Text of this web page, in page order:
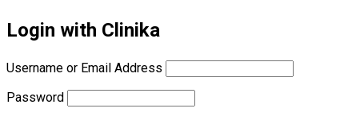
Login with Clinika
Username or Email Address
Password